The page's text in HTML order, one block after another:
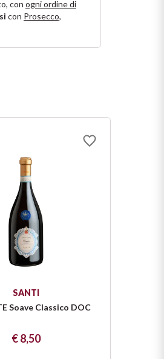
con ogni ordine di
con Prosecco,
SANTI
Soave Classico DOC
€ 8,50